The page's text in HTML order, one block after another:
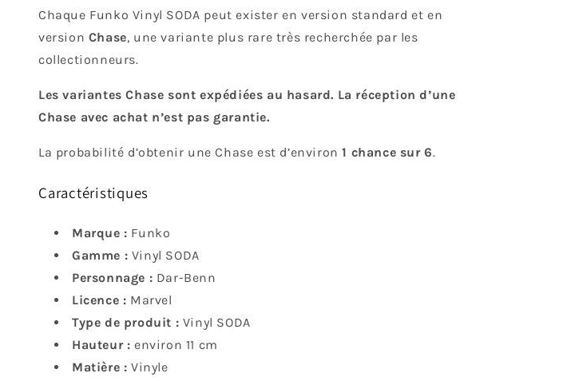
Chaque Funko Vinyl SODA peut exister en version standard et en
version Chase, une variante plus rare très recherchée par les
collectionneurs.
Les variantes Chase sont expédiées au hasard. La réception d’une
Chase avec achat n’est pas garantie.
La probabilité d’obtenir une Chase est d’environ1 chance sur 6.
Caractéristiques
Marque : Funko
Gamme : Vinyl SODA
Personnage : Dar-Benn
Licence : Marvel
Type de produit : Vinyl SODA
Hauteur : environ 11 cm
Matière : Vinyle